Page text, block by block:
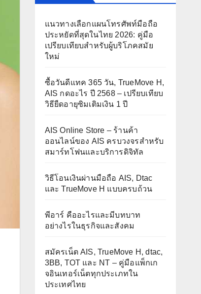
แนวทางเลือกแผนโทรศัพท์มือถือ
ประหยัดที่สุดในไทย 2026: คู่มือ
เปรียบเทียบสำหรับผู้บริโภคสมัย
ใหม่
ซื้อวันดีแทค 365 วัน, TrueMove H,
AIS กดอะไร ปี 2568 – เปรียบเทียบ
วิธียืดอายุซิมเติมเงิน 1 ปี
AIS Online Store – ร้านค้า
ออนไลน์ของ AIS ครบวงจรสำหรับ
สมาร์ทโฟนและบริการดิจิทัล
วิธีโอนเงินผ่านมือถือ AIS, Dtac
และ TrueMove H แบบครบถ้วน
พีอาร์ คืออะไรและมีบทบาท
อย่างไรในธุรกิจและสังคม
สมัครเน็ต AIS, TrueMove H, dtac,
3BB, TOT และ NT – คู่มือแพ็กเก
จอินเทอร์เน็ตทุกประเภทใน
ประเทศไทย